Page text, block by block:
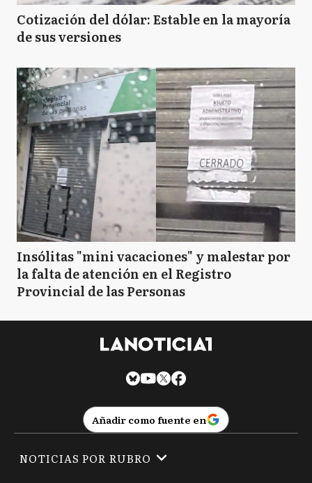
Cotización del dólar: Estable en la mayoría
de sus versiones
Insólitas "mini vacaciones" y malestar por
la falta de atención en el Registro
Provincial de las Personas
Añadir como fuente en
NOTICIAS POR RUBRO